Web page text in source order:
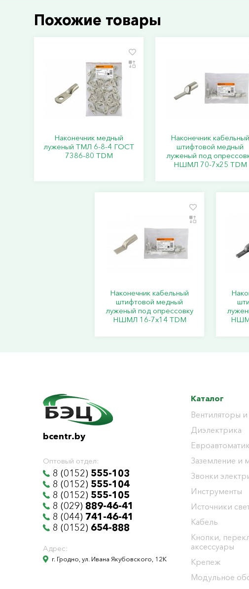
Похожие товары
Наконечник медный
луженый ТМЛ 6-8-4 ГОСТ
7386-80 TDM
Наконечник кабельный
штифтовой медный
луженый под
НШМЛ 70-7x25 TDM
Наконечник кабельный
штифтовой медный
луженый под опрессовку
НШМЛ 16-7x14 TDM
bcentr.by
Оптовый отдел:
8 (0152) 555-103
8 (0152) 555-104
8 (0152) 555-105
8 (029) 889-46-41
8 (044) 741-46-41
8 (0152) 654-888
Адрес:
г. Гродно, ул. Ивана Якубовского, 12К
Каталог
Вентиляторы
Диэлектрика
Заземление и
Звонки
Инструменты
Источники
Кабель
Кнопки,
аксессуары
Крепеж
Модульное